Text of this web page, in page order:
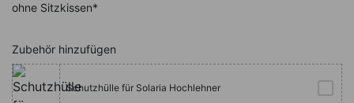
ohne Sitzkissen*
Zubehör hinzufügen
Schutzhülle für Solaria Hochlehner